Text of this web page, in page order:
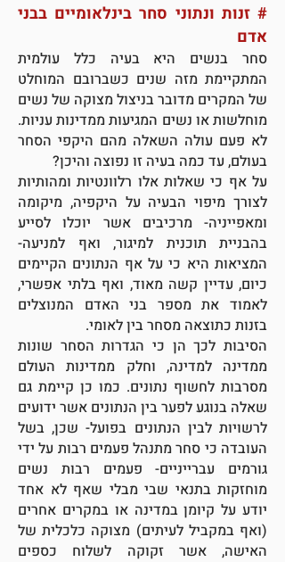
# זנות ונתוני סחר בינלאומיים בבני
אדם
סחר בנשים היא בעיה כלל עולמית
המתקיימת מזה שנים כשברובם המוחלט
של המקרים מדובר בניצול מצוקה של נשים
מוחלשות או נשים המגיעות ממדינות עניות.
לא פעם עולה השאלה מהם היקפי הסחר
בעולם, עד כמה בעיה זו נפוצה והיכן?
על אף כי שאלות אלו רלוונטיות ומהותיות
לצורך מיפוי הבעיה על היקפיה, מיקומה
ומאפייניה- מרכיבים אשר יוכלו לסייע
בהבניית תוכנית למיגור, ואף למניעה-
המציאות היא כי על אף הנתונים הקיימים
כיום, עדיין קשה מאוד, ואף בלתי אפשרי,
לאמוד את מספר בני האדם המנוצלים
בזנות כתוצאה מסחר בין לאומי.
הסיבות לכך הן כי הגדרות הסחר שונות
ממדינה למדינה, וחלק ממדינות העולם
מסרבות לחשוף נתונים. כמו כן קיימת גם
שאלה בנוגע לפער בין הנתונים אשר ידועים
לרשויות לבין הנתונים בפועל- שכן, בשל
העובדה כי סחר מתנהל פעמים רבות על ידי
גורמים עברייניים- פעמים רבות נשים
מוחזקות בתנאי שבי מבלי שאף לא אחד
יודע על קיומן במדינה או במקרים אחרים
(ואף במקביל לעיתים) מצוקה כלכלית של
האישה, אשר זקוקה לשלוח כספים